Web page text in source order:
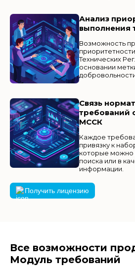
Анализ
выполнения
Возможность
Технических
основании
Связь
требований
МССК
Каждое
привязку к
которые можно
поиска или в
информации.
Получить лицензию
Все возможности
Модуль требований